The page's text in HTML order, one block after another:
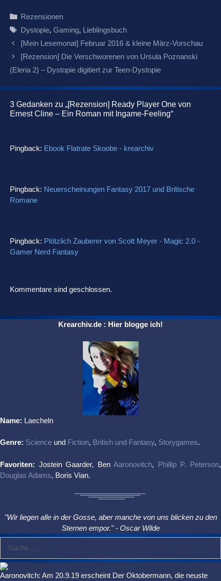
Kategorien
Rezensionen
Schlagwörter
Dystopie, Gaming, Lieblingsbuch
Beitrags-
Navigation
[Mein Lesemonat] Februar 2016 & kleine März-Vorschau
[Rezension] Die Verschworenen von Ursula Poznanski
(Eleria 2) – Dystopie digitiert zur Teen-Dystopie
3 Gedanken zu „[Rezension] Ready Player One von
Ernest Cline – Ein Roman mit Ingame-Feeling“
Pingback: Ebook Flatrate Skoobe - krearchiv
Pingback: Neuerscheinungen Fantasy 2017 und Britische
Romane
Pingback: Plötzlich Zauberer von Scott Meyer - Magic 2.0 -
Gamer Nerd Fantasy
Kommentare sind geschlossen.
Krearchiv.de : Hier blogge ich!
Name: Laecheln
Genre: Science und Fiction, British und Fantasy, Storygames.
Favoriten: Jostein Gaarder, BenAaronovitch, Phillip P. Peterson,
Douglas Adams, Boris Vian.
"Wir liegen alle in der Gosse, aber manche von uns blicken zu den
Sternen empor." - Oscar Wilde
nach:
Aaronovitch: Am 20.9.19 erscheint Der Oktobermann, die neuste